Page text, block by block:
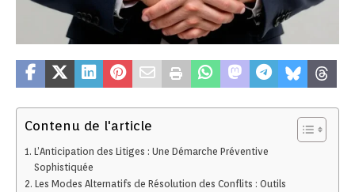
Contenu de l'article
L’Anticipation des Litiges : Une Démarche Préventive
Sophistiquée
Les Modes Alternatifs de Résolution des Conflits : Outils